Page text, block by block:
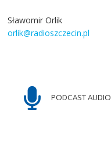
Sławomir Orlik
orlik@radioszczecin.pl
PODCAST AUDIO